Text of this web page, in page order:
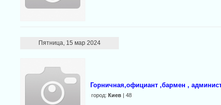
Пятница, 15 мар 2024
Горничная,официант ,бармен ,
город: Киев| 48